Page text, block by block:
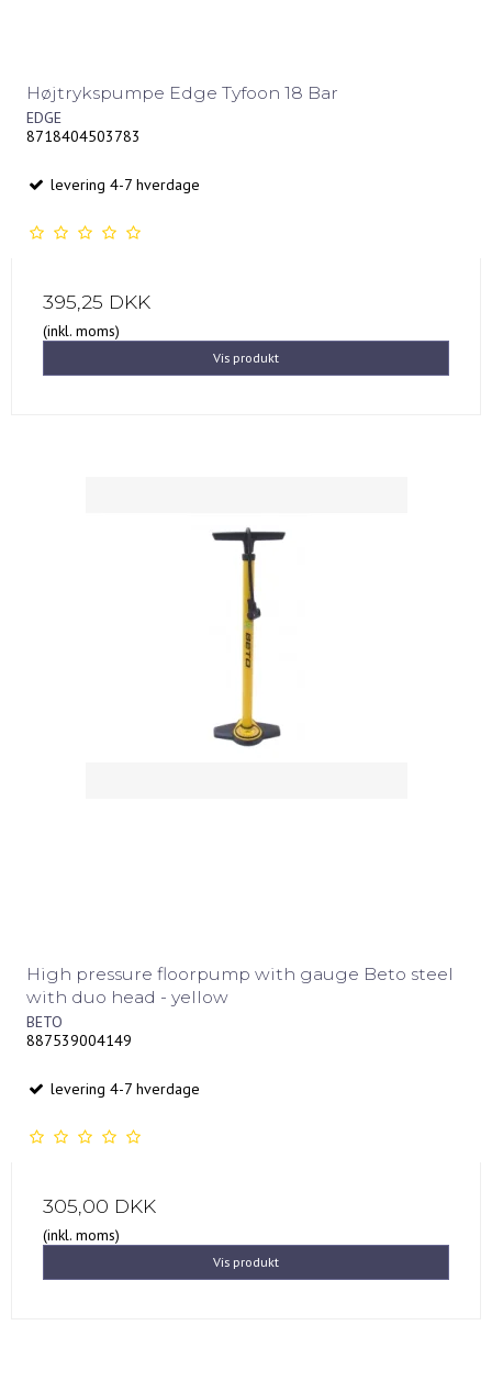
Højtrykspumpe Edge Tyfoon 18 Bar
EDGE
8718404503783
levering 4-7 hverdage
395,25 DKK
(inkl. moms)
Vis produkt
High pressure floorpump with gauge Beto steel
with duo head - yellow
BETO
887539004149
levering 4-7 hverdage
305,00 DKK
(inkl. moms)
Vis produkt